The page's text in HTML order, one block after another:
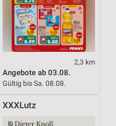
2,3 km
Angebote ab 03.08.
Gültig bis Sa. 08.08.
XXXLutz